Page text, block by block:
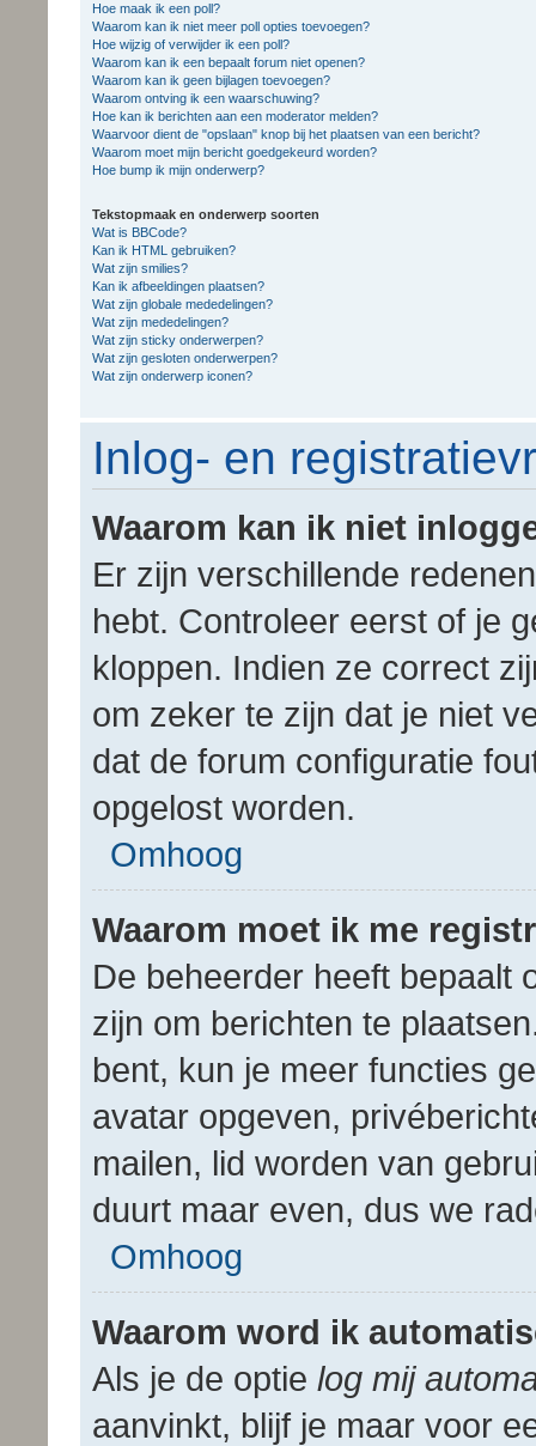
Hoe maak ik een poll?
Waarom kan ik niet meer poll opties toevoegen?
Hoe wijzig of verwijder ik een poll?
Waarom kan ik een bepaalt forum niet openen?
Waarom kan ik geen bijlagen toevoegen?
Waarom ontving ik een waarschuwing?
Hoe kan ik berichten aan een moderator melden?
Waarvoor dient de "opslaan" knop bij het plaatsen van een bericht?
Waarom moet mijn bericht goedgekeurd worden?
Hoe bump ik mijn onderwerp?
Tekstopmaak en onderwerp soorten
Wat is BBCode?
Kan ik HTML gebruiken?
Wat zijn smilies?
Kan ik afbeeldingen plaatsen?
Wat zijn globale mededelingen?
Wat zijn mededelingen?
Wat zijn sticky onderwerpen?
Wat zijn gesloten onderwerpen?
Wat zijn onderwerp iconen?
Inlog- en
Waarom kan ik niet
Er zijn verschillende
hebt. Controleer eerst of je
kloppen. Indien ze correct
om zeker te zijn dat je niet
dat de forum configuratie
opgelost worden.
Omhoog
Waarom moet ik me
De beheerder heeft bepaalt
zijn om berichten te
bent, kun je meer functies
avatar opgeven,
mailen, lid worden van
duurt maar even, dus we
Omhoog
Waarom word ik
Als je de optie log mij
aanvinkt, blijf je maar voor